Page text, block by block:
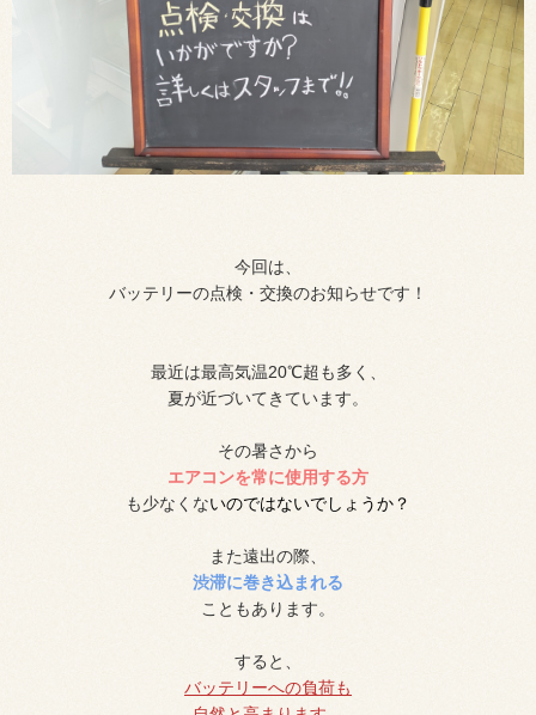
今回は、
バッテリーの点検・交換のお知らせです！
最近は最高気温20℃超も多く、
夏が近づいてきています。
その暑さから
エアコンを常に使用する方
も少なくないのではないでしょうか？
また遠出の際、
渋滞に巻き込まれる
こともあります。
すると、
バッテリーへの負荷も